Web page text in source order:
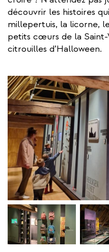
découvrir les histoires
millepertuis, la licorne,
petits cœurs de la
citrouilles d’Halloween.